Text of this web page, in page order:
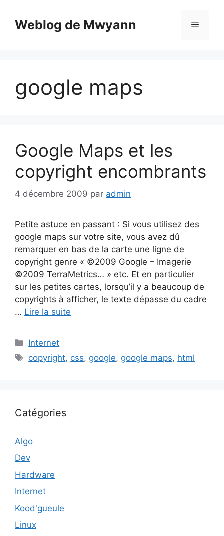
contenuWeblog de Mwyann Menu
google maps
Google Maps et les
copyright encombrants
4 décembre 2009 par admin
Petite astuce en passant : Si vous utilisez des
google maps sur votre site, vous avez dû
remarquer en bas de la carte une ligne de
copyright genre « ©2009 Google – Imagerie
©2009 TerraMetrics… » etc. Et en particulier
sur les petites cartes, lorsqu’il y a beaucoup de
copyrights à afficher, le texte dépasse du cadre
… Lire la suite
Catégories
Internet
Étiquettes
copyright, css, google, google maps, html
Catégories
Algo
Dev
Hardware
Internet
Kood'gueule
Linux